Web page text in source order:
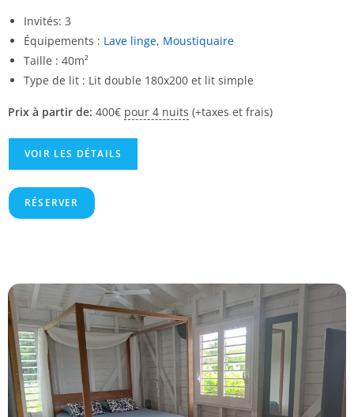
Invités: 3
Équipements : Lave linge, Moustiquaire
Taille : 40m²
Type de lit : Lit double 180x200 et lit simple
Prix à partir de: 400€ pour 4 nuits (+taxes et frais)
VOIR LES DÉTAILS
RÉSERVER